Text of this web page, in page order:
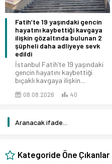
Türkülerle gayrimenkul
satıyor: İstanbul’da
emlakçının ilginç pazarlama
yöntemi ilgi görüyor
İstanbul’da emlak danışmanlığı
yapan ve aynı zamanda yöresel
halk sanatçısı...
08.08.2026 64
Kategoride Öne Çıkanlar